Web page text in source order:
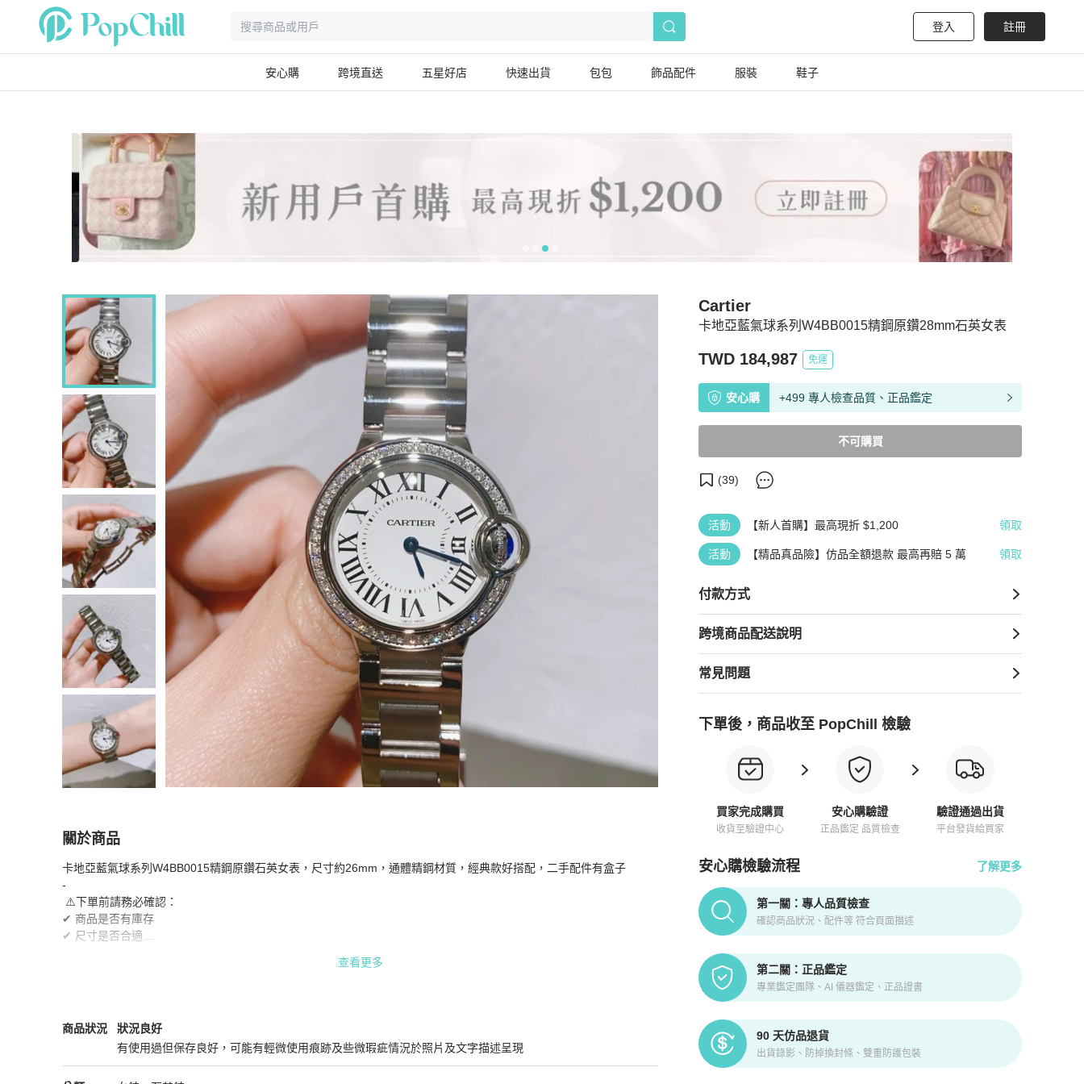
登入 註冊
安心購 跨境直送 五星好店 快速出貨 包包 飾品配件 服裝 鞋子
卡地亞藍氣球系列W4BB0015精鋼原鑽28mm石英女表
Cartier
TWD 184,987 免運
安心購 +499 專人檢查品質、正品鑑定
不可購買
(39)
活動 【新人首購】最高現折 $1,200 領取
活動 【精品真品險】仿品全額退款 最高再賠 5 萬 領取
付款方式
跨境商品配送說明
常見問題
下單後，商品收至 PopChill 檢驗
買家完成購買
收貨至驗證中心
安心購驗證
正品鑑定 品質檢查
驗證通過出貨
平台發貨給買家
安心購檢驗流程 了解更多
PopChill拍拍圈正品驗證、安心購檢驗流程介紹
第一關：專人品質檢查
確認商品狀況、配件等 符合頁面描述
第二關：正品鑑定
專業鑑定團隊、AI 儀器鑑定、正品證書
90 天仿品退貨
出貨錄影、防掉換封條、雙重防護包裝
關於商品
關於卡地亞藍氣球系列W4BB0015精鋼原鑽28mm石英女表商品詳情與購買須知
卡地亞藍氣球系列W4BB0015精鋼原鑽石英女表，尺寸約26mm，通體精鋼材質，經典款好搭配，二手配件有盒子
-
⚠️下單前請務必確認：
✔ 商品是否有庫存
✔ 尺寸是否合適
查看更多
商品狀況
Cartier女錶商品狀態與細節
狀況良好
有使用過但保存良好，可能有輕微使用痕跡及些微瑕疵情況於照片及文字描述呈現
狀況良好